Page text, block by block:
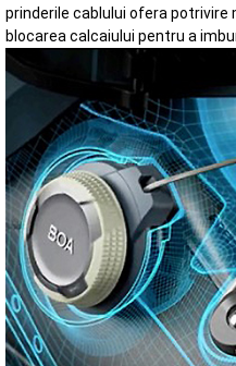
prinderile cablului ofera potrivire
blocarea calcaiului pentru a